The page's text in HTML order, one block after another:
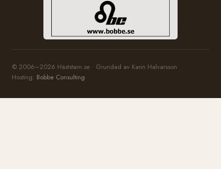
© 2006–2026 Häststam.se · Grundad av Karin Halvarsson
Hosting: Bobbe Consulting